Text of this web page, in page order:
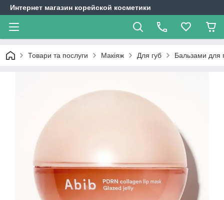
Интернет магазин корейской косметики
Товари та послуги Макіяж Для губ Бальзами для